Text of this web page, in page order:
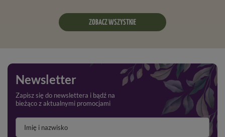
ZOBACZ WSZYSTKIE
Newsletter
Zapisz się do newslettera i bądź na
bieżąco z aktualnymi promocjami